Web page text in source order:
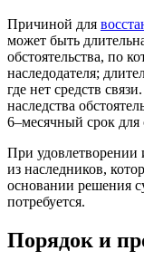
Причиной для
может быть
обстоятельства, по
наследодателя;
где нет средств
наследства
6–месячный срок для
При удовлетворении
из наследников,
основании решения
потребуется.
Порядок и